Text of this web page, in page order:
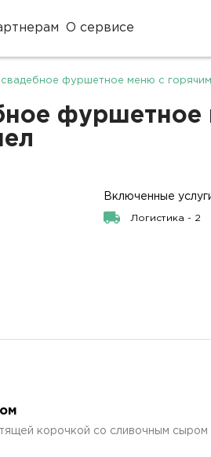
О сервисе
свадебное фуршетное меню с
Включенные
Логистика - 2
корочкой со сливочным сыром